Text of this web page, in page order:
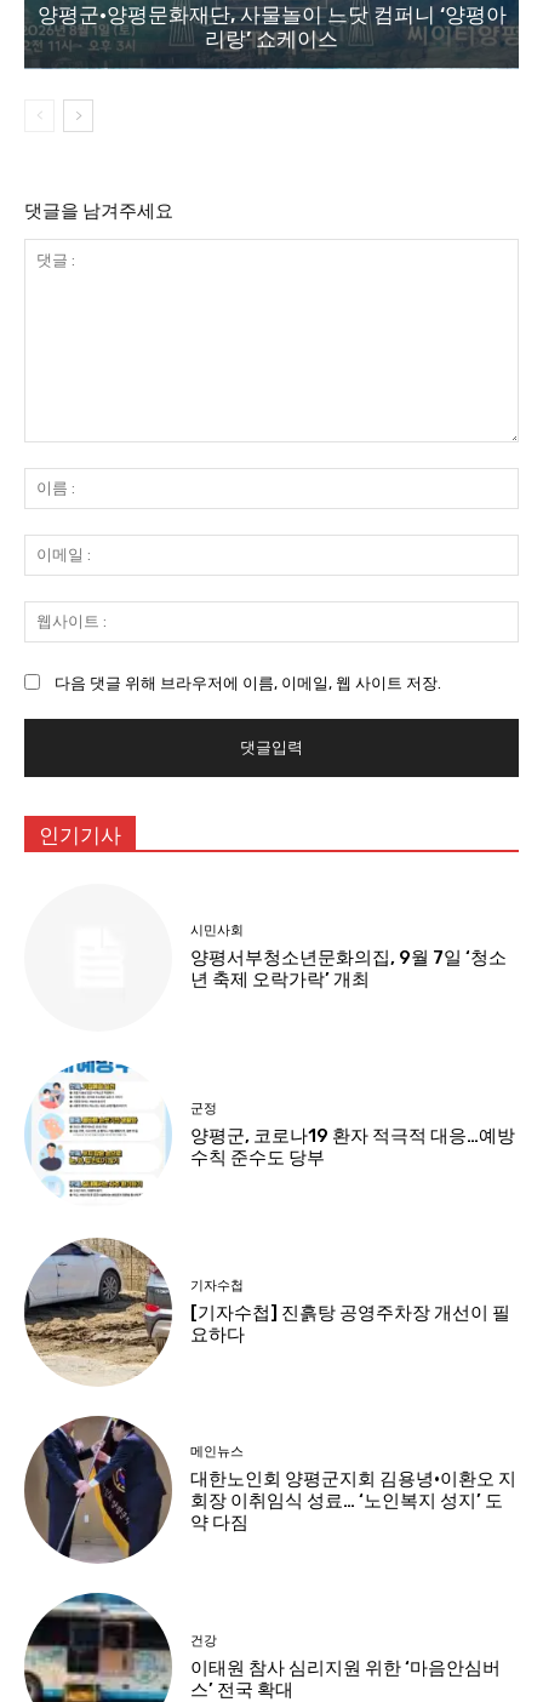
양평군·양평문화재단, 사물놀이 느닷 컴퍼니 ‘양평아
리랑’ 쇼케이스
댓글을 남겨주세요
:
름
:
메
일
사
:
다음 댓글 위해 브라우저에 이름, 이메일, 웹 사이트 저장.
인기기사
시민사회
양평서부청소년문화의집, 9월 7일 ‘청소
년 축제 오락가락’ 개최
군정
양평군, 코로나19 환자 적극적 대응…예방
수칙 준수도 당부
기자수첩
[기자수첩] 진흙탕 공영주차장 개선이 필
요하다
메인뉴스
대한노인회 양평군지회 김용녕·이환오 지
회장 이취임식 성료… ‘노인복지 성지’ 도
약 다짐
건강
이태원 참사 심리지원 위한 ‘마음안심버
스’ 전국 확대